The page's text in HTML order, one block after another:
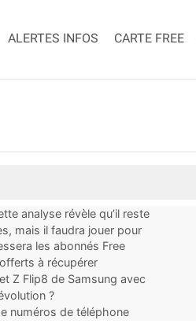
ALERTES INFOS CARTE FREE
analyse révèle qu’il reste
mais il faudra jouer pour
les abonnés Free
à récupérer
Z Flip8 de Samsung avec
?
numéros de téléphone